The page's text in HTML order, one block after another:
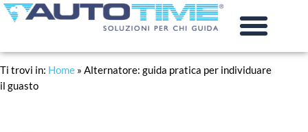
Ti trovi in: Home » Alternatore: guida pratica per individuare
il guasto